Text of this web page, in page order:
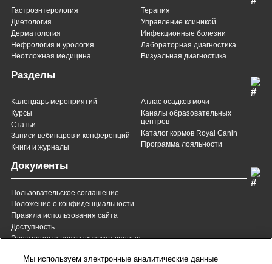
Гастроэнтерология
Диетология
Дерматология
Нефрология и урология
Неотложная медицина
Терапия
Управление клиникой
Инфекционные болезни
Лабораторная диагностика
Визуальная диагностика
Разделы
Календарь мероприятий
Курсы
Статьи
Записи вебинаров и конференций
Книги и журналы
Атлас осадков мочи
Каналы образовательных
центров
Каталог кормов Royal Canin
Программа лояльности
Документы
Пользовательское соглашение
Положение о конфиденциальности
Правила использования сайта
Доступность
Электронные аналитические данные
8 (800) 200-37-35 8 (820) 007-137-35
Мы используем электронные аналитические данные